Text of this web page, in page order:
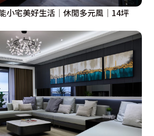
般衣櫥，而非walk-in-closet。
乏濕廚房的支援配套下，無論在操作
持，或是平時布置、裝飾的有效性上，
下，有效地以室內設計的方法表現設
小宅美好生活│休閒多元風│14坪